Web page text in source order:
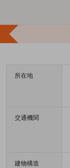
所在地
交通機関
建物構造